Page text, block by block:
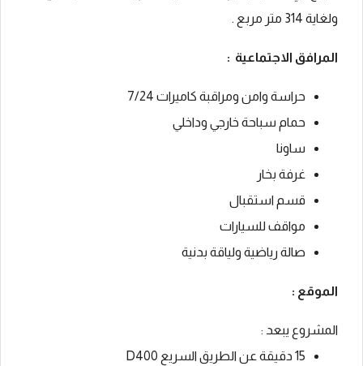
ولغاية 314 متر مربع .
المرافق الاجتماعية :
حراسة وامن ومراقبة كاميرات 7/24
حمام سباحة خارجي وداخلي
ساونا
غرفة بخار
قسم استقبال
مواقف للسيارات
صالة رياضية ولياقة بدنية
الموقع :
المشروع يبعد :
15 دقيقة عن الطريق السريع D400